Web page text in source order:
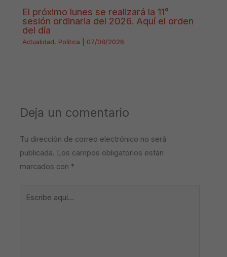
El próximo lunes se realizará la 11°
sesión ordinaria del 2026. Aquí el orden
del día
Actualidad, Política 07/08/2026
Deja un comentario
Tu dirección de correo electrónico no será
publicada. Los campos obligatorios están
marcados con *